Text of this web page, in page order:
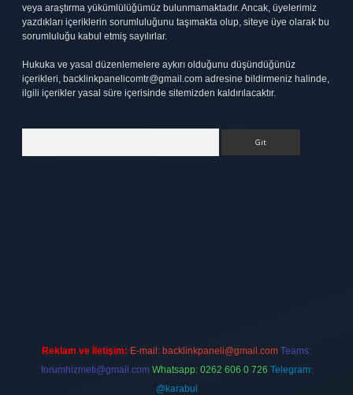
veya araştırma yükümlülüğümüz bulunmamaktadır. Ancak, üyelerimiz
yazdıkları içeriklerin sorumluluğunu taşımakta olup, siteye üye olarak bu
sorumluluğu kabul etmiş sayılırlar.
Hukuka ve yasal düzenlemelere aykırı olduğunu düşündüğünüz
içerikleri, backlinkpanelicomtr@gmail.com adresine bildirmeniz halinde,
ilgili içerikler yasal süre içerisinde sitemizden kaldırılacaktır.
Reklam ve İletişim: E-mail: backlinkpaneli@gmail.com Teams:
forumhizmeti@gmail.com Whatsapp: 0262 606 0 726 Telegram:
@karabul